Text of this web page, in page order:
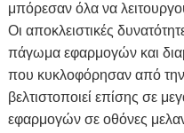
μπόρεσαν όλα να
Οι αποκλειστικές
πάγωμα εφαρμογών και
που κυκλοφόρησαν από την
βελτιστοποιεί επίσης σε
εφαρμογών σε οθόνες